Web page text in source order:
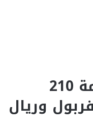
صفقة تبادلية بقيمة 210
وريال